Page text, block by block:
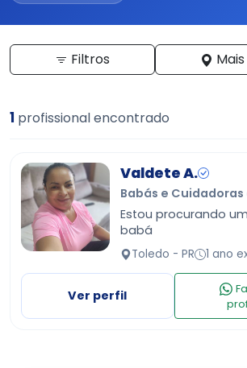
Filtros
1 profissional encontrado
Valdete A.
Babás e
Estou procurando
babá
Toledo - PR 1 ano
Ver perfil